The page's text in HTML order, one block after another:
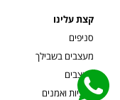
קצת עלינו
סניפים
מעצבים בשבילך
מעצבים
אמניות ואמנים